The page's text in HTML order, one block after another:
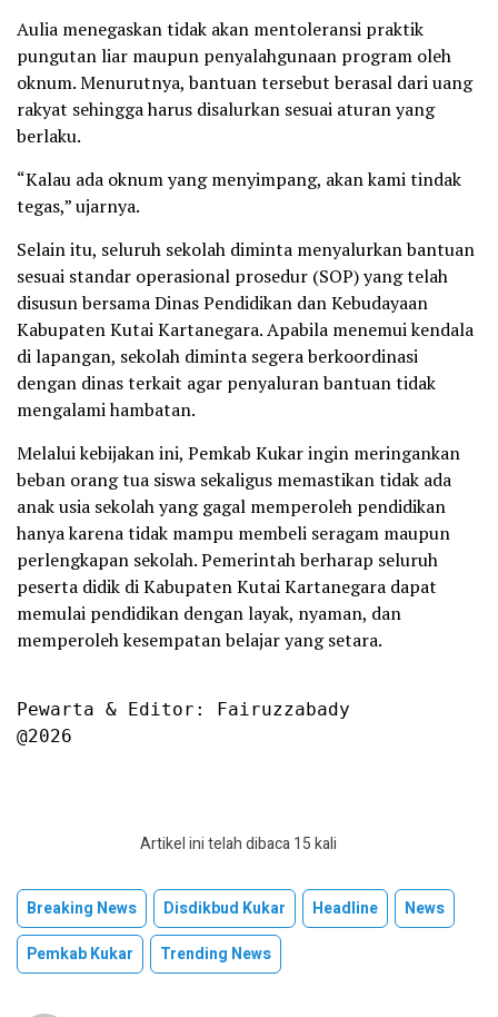
Aulia menegaskan tidak akan mentoleransi praktik
pungutan liar maupun penyalahgunaan program oleh
oknum. Menurutnya, bantuan tersebut berasal dari uang
rakyat sehingga harus disalurkan sesuai aturan yang
berlaku.
“Kalau ada oknum yang menyimpang, akan kami tindak
tegas,” ujarnya.
Selain itu, seluruh sekolah diminta menyalurkan bantuan
sesuai standar operasional prosedur (SOP) yang telah
disusun bersama Dinas Pendidikan dan Kebudayaan
Kabupaten Kutai Kartanegara. Apabila menemui kendala
di lapangan, sekolah diminta segera berkoordinasi
dengan dinas terkait agar penyaluran bantuan tidak
mengalami hambatan.
Melalui kebijakan ini, Pemkab Kukar ingin meringankan
beban orang tua siswa sekaligus memastikan tidak ada
anak usia sekolah yang gagal memperoleh pendidikan
hanya karena tidak mampu membeli seragam maupun
perlengkapan sekolah. Pemerintah berharap seluruh
peserta didik di Kabupaten Kutai Kartanegara dapat
memulai pendidikan dengan layak, nyaman, dan
memperoleh kesempatan belajar yang setara.
Pewarta & Editor: Fairuzzabady
@2026
Artikel ini telah dibaca 15 kali
Breaking News Disdikbud Kukar Headline
News
Pemkab Kukar
Trending News